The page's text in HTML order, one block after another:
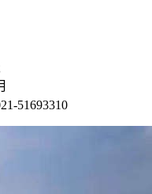
51693310